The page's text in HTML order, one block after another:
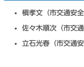
槇孝文（市交通安全
佐々木順次（市交通
立石光春（